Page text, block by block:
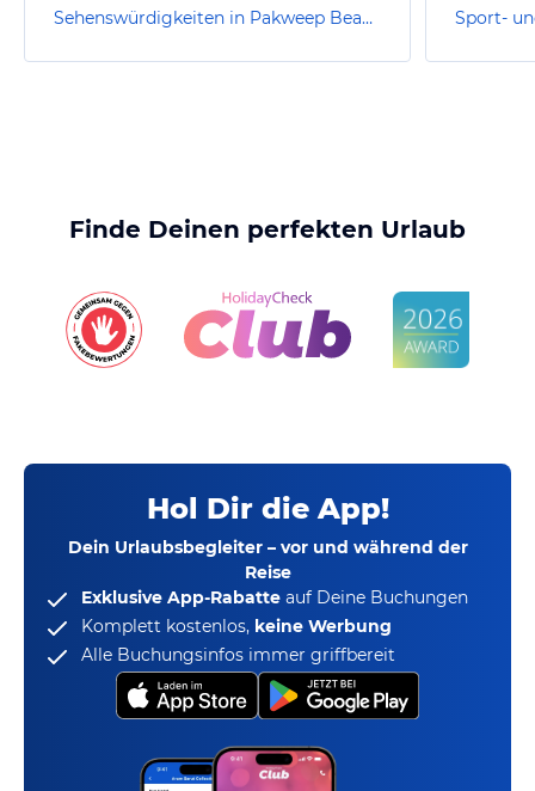
Sehenswürdigkeiten in Pakweep Beach
Finde Deinen perfekten Urlaub
Hol Dir die App!
Dein Urlaubsbegleiter – vor und während der
Reise
Exklusive App-Rabatte auf Deine Buchungen
Komplett kostenlos, keine Werbung
Alle Buchungsinfos immer griffbereit